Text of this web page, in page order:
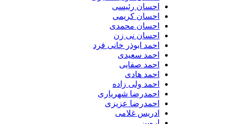
احسان رئیسی
احسان کریمی
احسان محمدی
احسان نی زن
احمد ابوذر خانی فرد
احمد سعیدی
احمد صفایی
احمد هادی
احمد ولی زاده
احمدرضا شهریاری
احمدرضا عزیزی
ادریس غلامی